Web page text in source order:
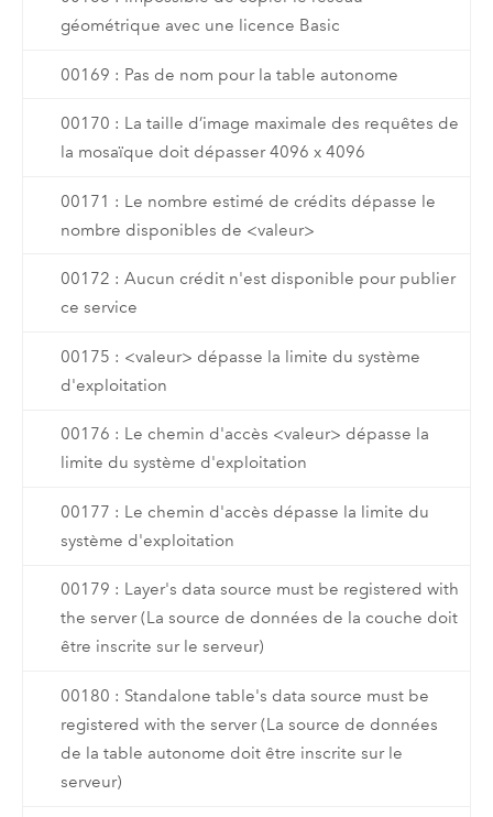
géométrique avec une licence Basic
00169 : Pas de nom pour la table autonome
00170 : La taille d’image maximale des requêtes de
la mosaïque doit dépasser 4096 x 4096
00171 : Le nombre estimé de crédits dépasse le
nombre disponibles de <valeur>
00172 : Aucun crédit n'est disponible pour publier
ce service
00175 : <valeur> dépasse la limite du système
d'exploitation
00176 : Le chemin d'accès <valeur> dépasse la
limite du système d'exploitation
00177 : Le chemin d'accès dépasse la limite du
système d'exploitation
00179 : Layer's data source must be registered with
the server (La source de données de la couche doit
être inscrite sur le serveur)
00180 : Standalone table's data source must be
registered with the server (La source de données
de la table autonome doit être inscrite sur le
serveur)